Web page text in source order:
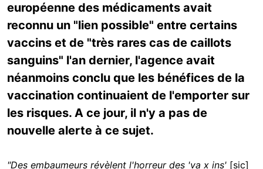
européenne des médicaments avait
reconnu un "lien possible" entre certains
vaccins et de "très rares cas de caillots
sanguins" l'an dernier, l'agence avait
néanmoins conclu que les bénéfices de la
vaccination continuaient de l'emporter sur
les risques. A ce jour, il n'y a pas de
nouvelle alerte à ce sujet.
"Des embaumeurs révèlent l'horreur des 'va x ins' [sic]